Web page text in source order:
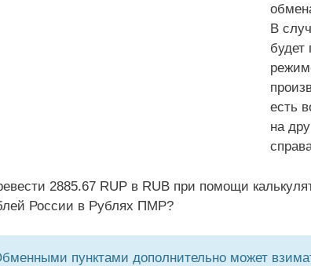
В
будет
есть
на
2885.67 RUP в RUB при помощи
России в Рублях ПМР?
пунктами дополнительно может